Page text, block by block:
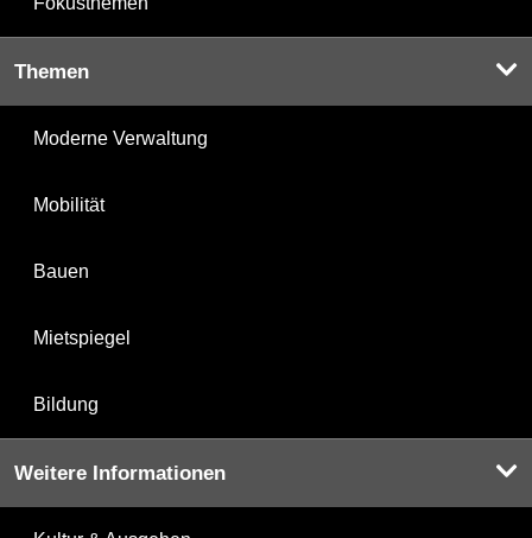
Themen
Moderne Verwaltung
Mobilität
Bauen
Mietspiegel
Bildung
Weitere Informationen